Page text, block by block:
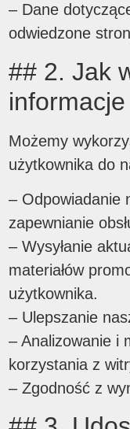
– Dane
odwiedzone
## 2. Jak
Możemy
użytkownika do
– Odpowiadanie
zapewnianie
– Wysyłanie
materiałów
użytkownika.
– Ulepszanie
– Analizowanie i
korzystania z
– Zgodność z